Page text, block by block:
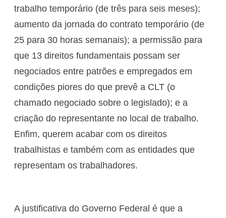
trabalho temporário (de três para seis meses);
aumento da jornada do contrato temporário (de
25 para 30 horas semanais); a permissão para
que 13 direitos fundamentais possam ser
negociados entre patrões e empregados em
condições piores do que prevê a CLT (o
chamado negociado sobre o legislado); e a
criação do representante no local de trabalho.
Enfim, querem acabar com os direitos
trabalhistas e também com as entidades que
representam os trabalhadores.
A justificativa do Governo Federal é que a